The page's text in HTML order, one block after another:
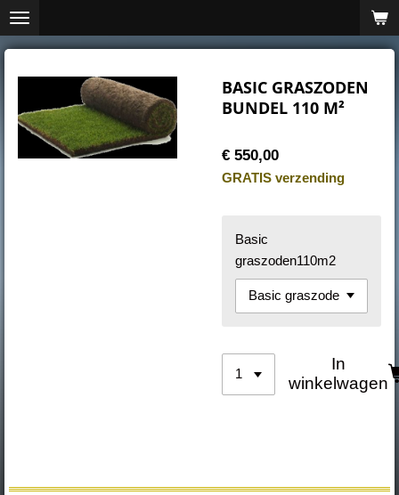
Ga
direct
hoofdinhoud
BASIC GRASZODEN
BUNDEL 110 M²
€ 550,00
GRATIS verzending
Basic
graszoden110m2
In
winkelwagen